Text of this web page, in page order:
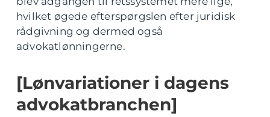
hvilket øgede efterspørgslen efter juridisk
rådgivning og dermed også
advokatlønningerne.
[Lønvariationer i dagens
advokatbranchen]